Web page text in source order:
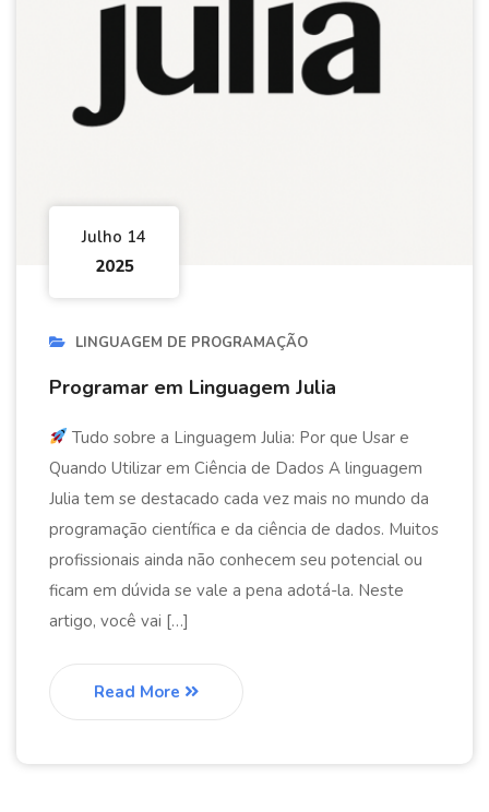
Julho 14
2025
LINGUAGEM DE PROGRAMAÇÃO
Programar em Linguagem Julia
Tudo sobre a Linguagem Julia: Por que Usar e
Quando Utilizar em Ciência de Dados A linguagem
Julia tem se destacado cada vez mais no mundo da
programação científica e da ciência de dados. Muitos
profissionais ainda não conhecem seu potencial ou
ficam em dúvida se vale a pena adotá-la. Neste
artigo, você vai […]
Read More